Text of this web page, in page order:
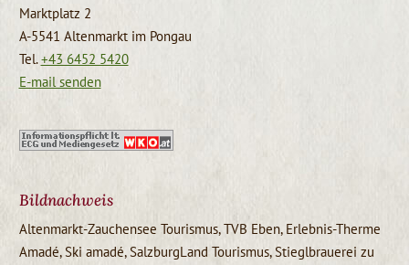
Marktplatz 2
A-5541 Altenmarkt im Pongau
Tel.+43 6452 5420
E-mail senden
Bildnachweis
Altenmarkt-Zauchensee Tourismus, TVB Eben, Erlebnis-Therme
Amadé, Ski amadé, SalzburgLand Tourismus, Stieglbrauerei zu